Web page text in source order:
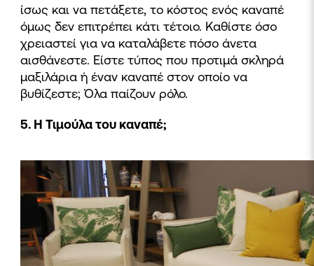
ίσως και να πετάξετε, το κόστος ενός καναπέ
όμως δεν επιτρέπει κάτι τέτοιο. Καθίστε όσο
χρειαστεί για να καταλάβετε πόσο άνετα
αισθάνεστε. Είστε τύπος που προτιμά σκληρά
μαξιλάρια ή έναν καναπέ στον οποίο να
βυθίζεστε; Όλα παίζουν ρόλο.
5. Η Τιμούλα του καναπέ;